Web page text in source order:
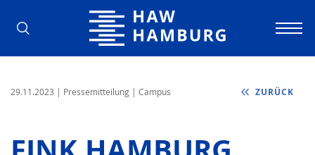
Hochschule für Angewandte
29.11.2023 | Pressemitteilung | Campus ZURÜCK